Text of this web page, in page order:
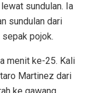
sundulan. Ia
sundulan dari
pojok.
menit ke-25. Kali
Martinez dari